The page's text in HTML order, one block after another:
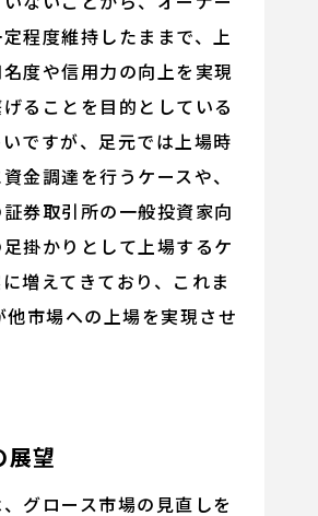
程度維持したままで、上
度や信用力の向上を実現
ることを目的としている
ですが、足元では上場時
金調達を行うケースや、
券取引所の一般投資家向
掛かりとして上場するケ
増えてきており、これま
市場への上場を実現させ
望
グロース市場の見直しを